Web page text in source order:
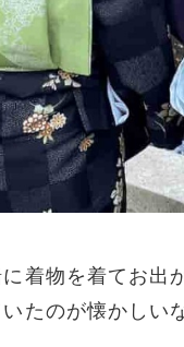
着物を着てお
たのが懐かし